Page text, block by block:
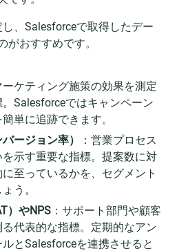
、Salesforceで取得したデー
がおすすめです。
ーケティング施策の効果を測定
Salesforceではキャンペーン
単に追跡できます。
ージョン率）
：営業プロセス
示す重要な指標。提案数に対
至っているかを、セグメント
う。
）やNPS ：サポート部門や顧客
代表的な指標。定期的なアン
とSalesforceを連携させると